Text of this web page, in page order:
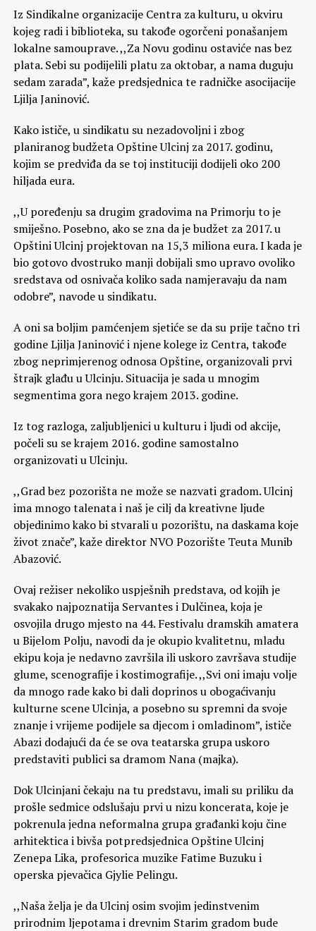
Iz Sindikalne organizacije Centra za kulturu, u okviru
kojeg radi i biblioteka, su takođe ogorčeni ponašanjem
lokalne samouprave. ,,Za Novu godinu ostaviće nas bez
plata. Sebi su podijelili platu za oktobar, a nama duguju
sedam zarada”, kaže predsjednica te radničke asocijacije
Ljilja Janinović.
Kako ističe, u sindikatu su nezadovoljni i zbog
planiranog budžeta Opštine Ulcinj za 2017. godinu,
kojim se predviđa da se toj instituciji dodijeli oko 200
hiljada eura.
,,U poređenju sa drugim gradovima na Primorju to je
smiješno. Posebno, ako se zna da je budžet za 2017. u
Opštini Ulcinj projektovan na 15,3 miliona eura. I kada je
bio gotovo dvostruko manji dobijali smo upravo ovoliko
sredstava od osnivača koliko sada namjeravaju da nam
odobre”, navode u sindikatu.
A oni sa boljim pamćenjem sjetiće se da su prije tačno tri
godine Ljilja Janinović i njene kolege iz Centra, takođe
zbog neprimjerenog odnosa Opštine, organizovali prvi
štrajk glađu u Ulcinju. Situacija je sada u mnogim
segmentima gora nego krajem 2013. godine.
Iz tog razloga, zaljubljenici u kulturu i ljudi od akcije,
počeli su se krajem 2016. godine samostalno
organizovati u Ulcinju.
,,Grad bez pozorišta ne može se nazvati gradom. Ulcinj
ima mnogo talenata i naš je cilj da kreativne ljude
objedinimo kako bi stvarali u pozorištu, na daskama koje
život znače”, kaže direktor NVO Pozorište Teuta Munib
Abazović.
Ovaj režiser nekoliko uspješnih predstava, od kojih je
svakako najpoznatija Servantes i Dulčinea, koja je
osvojila drugo mjesto na 44. Festivalu dramskih amatera
u Bijelom Polju, navodi da je okupio kvalitetnu, mladu
ekipu koja je nedavno završila ili uskoro završava studije
glume, scenografije i kostimografije. ,,Svi oni imaju volje
da mnogo rade kako bi dali doprinos u obogaćivanju
kulturne scene Ulcinja, a posebno su spremni da svoje
znanje i vrijeme podijele sa djecom i omladinom”, ističe
Abazi dodajući da će se ova teatarska grupa uskoro
predstaviti publici sa dramom Nana (majka).
Dok Ulcinjani čekaju na tu predstavu, imali su priliku da
prošle sedmice odslušaju prvi u nizu koncerata, koje je
pokrenula jedna neformalna grupa građanki koju čine
arhitektica i bivša potpredsjednica Opštine Ulcinj
Zenepa Lika, profesorica muzike Fatime Buzuku i
operska pjevačica Gjylie Pelingu.
,,Naša želja je da Ulcinj osim svojim jedinstvenim
prirodnim ljepotama i drevnim Starim gradom bude